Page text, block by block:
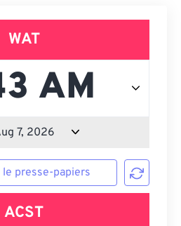
WAT
le presse-papiers
ACST